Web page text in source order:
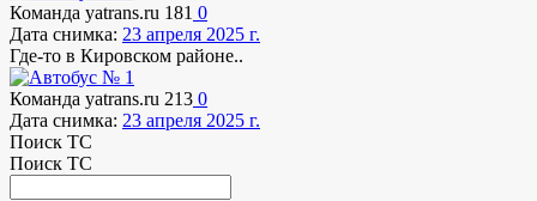
Команда yatrans.ru 181 0
Дата снимка: 23 апреля 2025 г.
Где-то в Кировском районе..
Команда yatrans.ru 213 0
Дата снимка: 23 апреля 2025 г.
Поиск ТС
Поиск ТС